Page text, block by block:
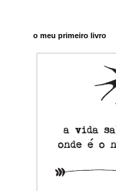
o meu primeiro livro